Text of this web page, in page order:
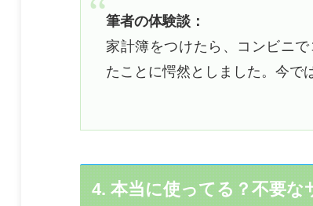
筆者の体験談：
家計簿をつけたら、コンビニ
たことに愕然としました。今で
4. 本当に使ってる？不要な